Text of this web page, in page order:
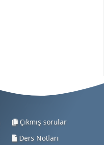
Çıkmış sorular
Ders Notları